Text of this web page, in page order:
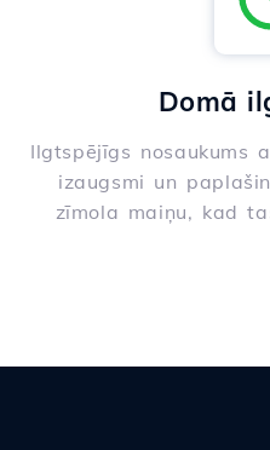
Domā
Ilgtspējīgs nosaukums
izaugsmi un
zīmola maiņu, kad